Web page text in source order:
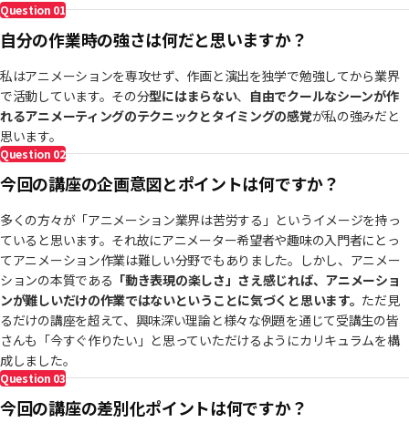
- 七つの大罪 : GRAND CROSS ラグナロク PV コンテ、演出、原画
- Netflix The Witcher: Nightmare of the Wolf ストーリーボード アーテ
ィスト、FX、デザイン、原画
- Netflix Centaurworld 原画
- Nine Witches ゲームプロジェクト OP コンテ、演出、原画
- ブレイブフロンティア OP 原画
- プリンセスコネクトRe:Dive メインストーリー PV 原画
- メルヘン・メドヘン TVA 原画
- ソードアートオンライン オルタナティブ ガンゲイルオンライン TVA 原
画
- ブラッククローバー TVA 原画
- Hero Cantare PV 原画
-FASTENING DAYS 4 WEB 原画
-死神ちゃんドロップキック’ TVA 原画
-BLACFOX 劇場版 原画
-ラブライブ！虹ヶ咲学園スクールアイドル同好会 TVA 原画
-Epic Seven 夏の弟子アレクサ カットインコンテ
-League of Legends - Star Guardian 2022 MV 原画
-呪術廻戦 OP 原画
-平穏世代の韋駄天達 TVA 原画
Question 01
自分の作業時の強さは何だと思いますか？
私はアニメーションを専攻せず、作画と演出を独学で勉強してから業界
で活動しています。その分型にはまらない、 自由でクールなシーンが作
れるアニメーティングのテクニックとタイミングの感覚が私の強みだと
思います。
Question 02
今回の講座の企画意図とポイントは何ですか？
多くの方々が「アニメーション業界は苦労する」というイメージを持っ
ていると思います。それ故にアニメーター希望者や趣味の入門者にとっ
てアニメーション作業は難しい分野でもありました。しかし、アニメー
ションの本質である 「動き表現の楽しさ」さえ感じれば、アニメーショ
ンが難しいだけの作業ではないということに気づくと思います。 ただ見
るだけの講座を超えて、興味深い理論と様々な例題を通じて受講生の皆
さんも「今すぐ作りたい」と思っていただけるようにカリキュラムを構
成しました。
Question 03
今回の講座の差別化ポイントは何ですか？